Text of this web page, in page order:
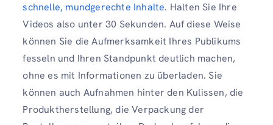
schnelle, mundgerechte Inhalte. Halten Sie Ihre
Videos also unter 30 Sekunden. Auf diese Weise
können Sie die Aufmerksamkeit Ihres Publikums
fesseln und Ihren Standpunkt deutlich machen,
ohne es mit Informationen zu überladen. Sie
können auch Aufnahmen hinter den Kulissen, die
Produktherstellung, die Verpackung der